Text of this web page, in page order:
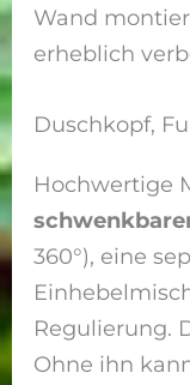
Wand
erheblich
Duschkopf,
Hochwertige
360°), eine
Regulierung.
Ohne ihn